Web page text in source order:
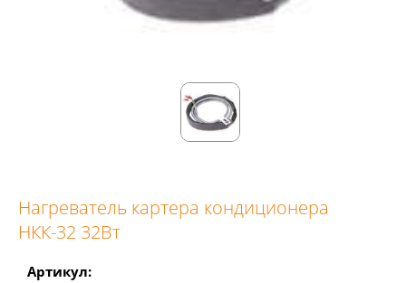
Нагреватель картера кондиционера
НКК-32 32Вт
Артикул: